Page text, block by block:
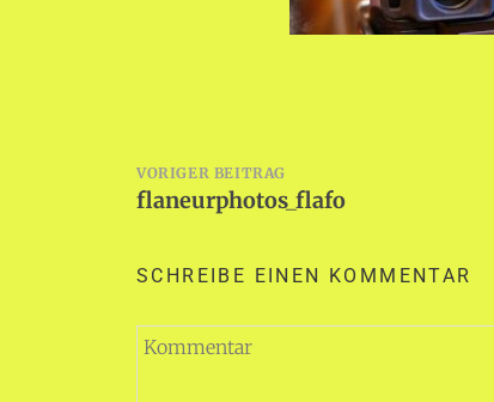
Beitragsnavigation
VORIGER BEITRAG
flaneurphotos_flafo
SCHREIBE EINEN KOMMENTAR